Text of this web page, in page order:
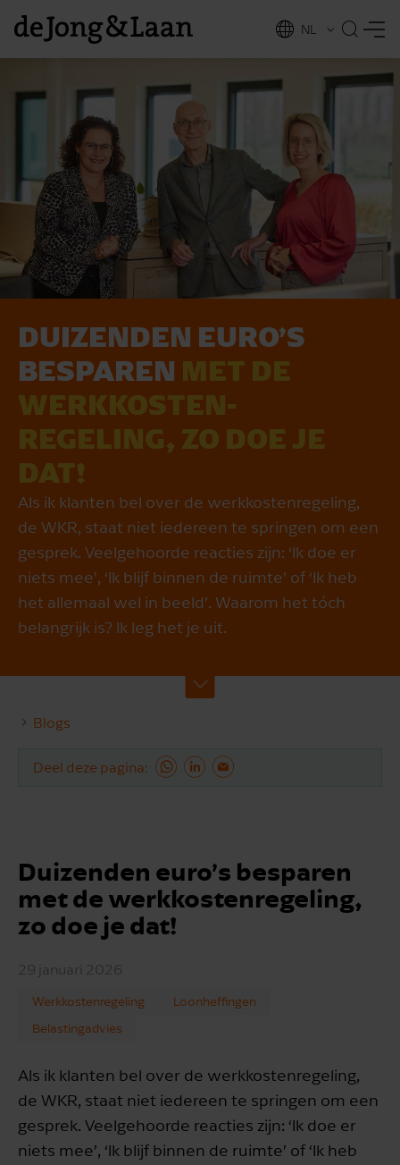
NL
EN
DUIZENDEN EURO’S
BESPAREN MET DE
WERK­KOSTEN­
REGELING, ZO DOE JE
DAT!
Als ik klanten bel over de werkkostenregeling,
de WKR, staat niet iedereen te springen om een
gesprek. Veelgehoorde reacties zijn: ‘Ik doe er
niets mee’, ‘Ik blijf binnen de ruimte’ of ‘Ik heb
het allemaal wel in beeld’. Waarom het tóch
belangrijk is? Ik leg het je uit.
Blogs
Deel deze pagina
Duizenden euro’s besparen
met de werkkostenregeling,
zo doe je dat!
29 januari 2026
Werkkostenregeling
Loonheffingen
Belastingadvies
Als ik klanten bel over de werkkostenregeling,
de WKR, staat niet iedereen te springen om een
gesprek. Veelgehoorde reacties zijn: ‘Ik doe er
niets mee’, ‘Ik blijf binnen de ruimte’ of ‘Ik heb